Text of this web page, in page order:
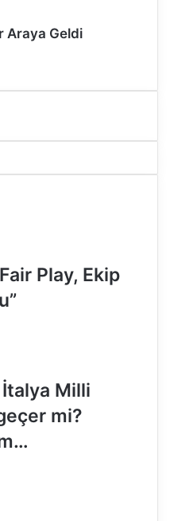
Araya Geldi
Play, Ekip
Milli
geçer mi?